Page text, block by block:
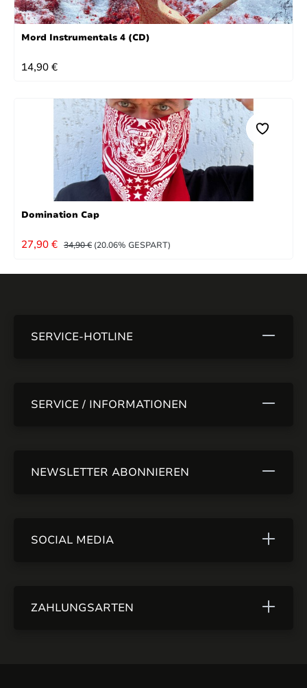
Mord Instrumentals 4 (CD)
REGULÄRER PREIS:
14,90 €
Domination Cap
VERKAUFSPREIS:
27,90 € REGULÄRER PREIS:
34,90 € (20.06% GESPART)
SERVICE-HOTLINE
SERVICE / INFORMATIONEN
NEWSLETTER ABONNIEREN
SOCIAL MEDIA
ZAHLUNGSARTEN